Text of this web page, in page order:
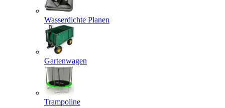
Wasserdichte Planen
Gartenwagen
Trampoline